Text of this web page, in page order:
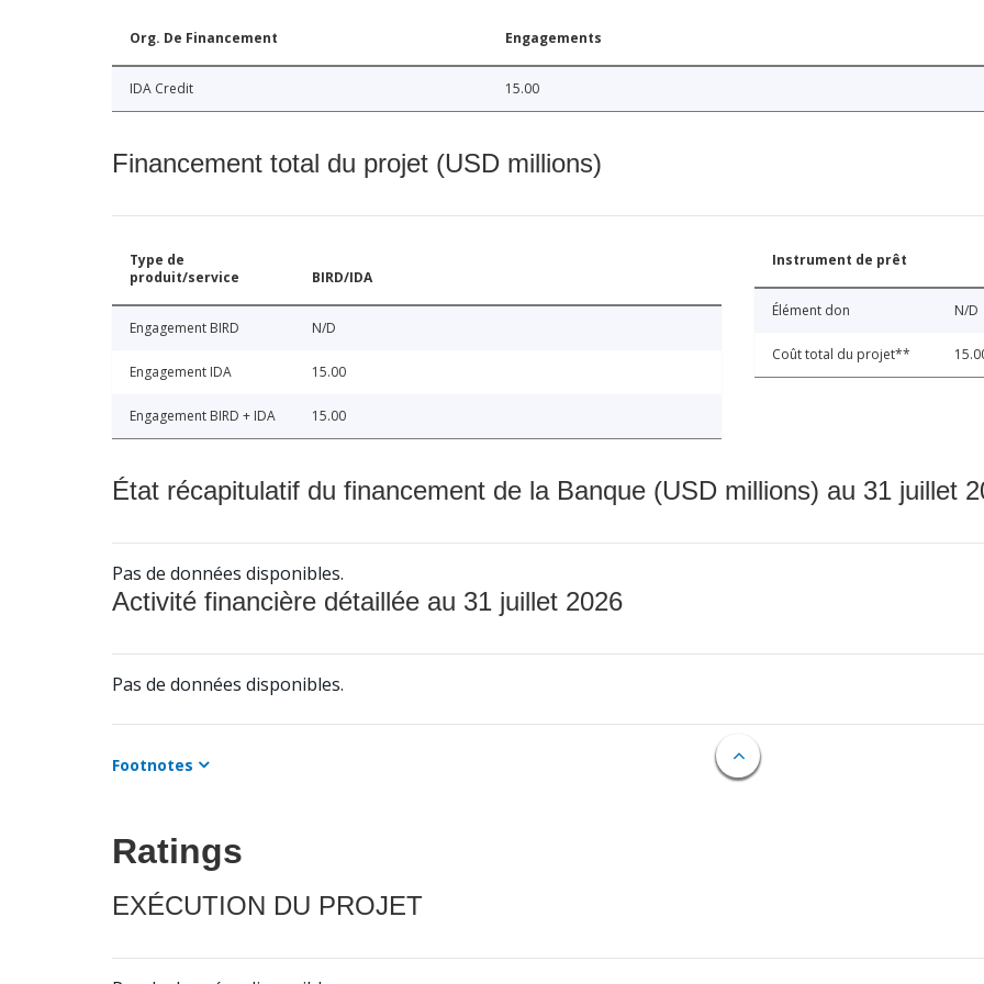
Org. De Financement Engagements
IDA Credit 15.00
Financement total du projet (USD millions)
Type de
produit/service
BIRD/IDA
Engagement BIRD N/D
Engagement IDA 15.00
Engagement BIRD + IDA 15.00
Instrument de prêt
Élément don N/D
Coût total du projet**
État récapitulatif du financement de la Banque (USD millions) au 31 juillet
Pas de données disponibles.
Activité financière détaillée au 31 juillet 2026
Pas de données disponibles.
Footnotes
Ratings
EXÉCUTION DU PROJET